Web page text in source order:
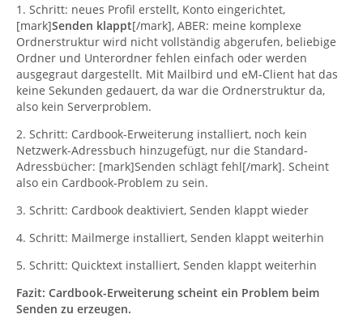
1. Schritt: neues Profil erstellt, Konto eingerichtet,
[mark]Senden klappt[/mark], ABER: meine komplexe
Ordnerstruktur wird nicht vollständig abgerufen, beliebige
Ordner und Unterordner fehlen einfach oder werden
ausgegraut dargestellt. Mit Mailbird und eM-Client hat das
keine Sekunden gedauert, da war die Ordnerstruktur da,
also kein Serverproblem.
2. Schritt: Cardbook-Erweiterung installiert, noch kein
Netzwerk-Adressbuch hinzugefügt, nur die Standard-
Adressbücher: [mark]Senden schlägt fehl[/mark]. Scheint
also ein Cardbook-Problem zu sein.
3. Schritt: Cardbook deaktiviert, Senden klappt wieder
4. Schritt: Mailmerge installiert, Senden klappt weiterhin
5. Schritt: Quicktext installiert, Senden klappt weiterhin
Fazit: Cardbook-Erweiterung scheint ein Problem beim
Senden zu erzeugen.